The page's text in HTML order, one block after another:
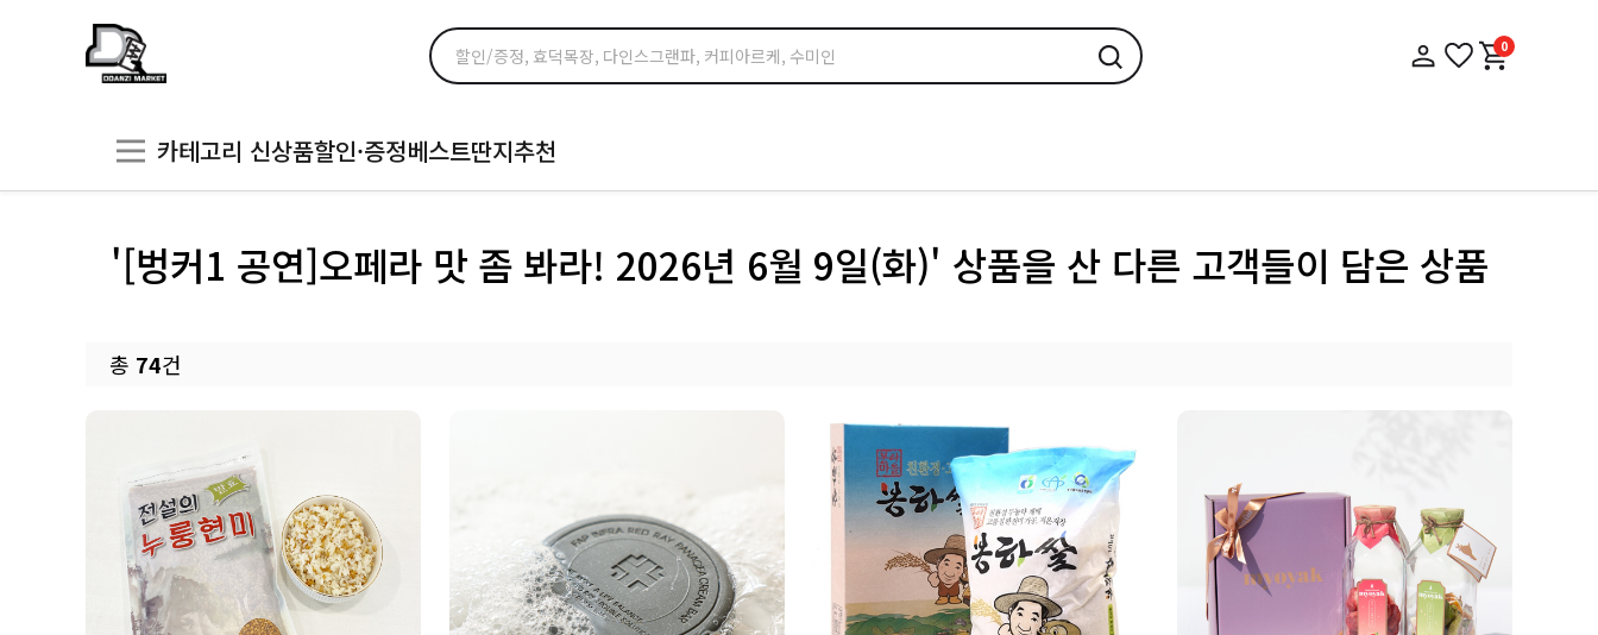
0
카테고리 신상품할인·증정베스트딴지추천
'[벙커1 공연]오페라 맛 좀 봐라! 2026년 6월 9일(화)' 상품을 산 다른 고객들이 담은 상품
총 74건